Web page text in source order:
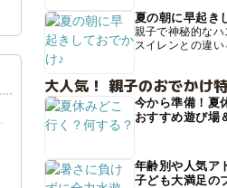
夏の朝に早起き
親子で神秘的なハ
スイレンとの違
大人気！ 親子のおでかけ
今から準備！夏
おすすめ遊び場
年齢別や人気ア
子ども大満足の